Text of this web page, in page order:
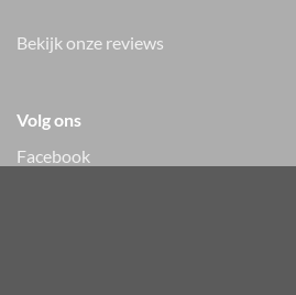
Bekijk onze reviews
Volg ons
Facebook